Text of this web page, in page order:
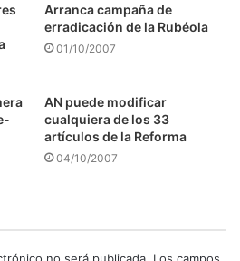
Arranca campaña de
erradicación de la Rubéola
01/10/2007
AN puede modificar
cualquiera de los 33
artículos de la Reforma
04/10/2007
no será publicada. Los campos